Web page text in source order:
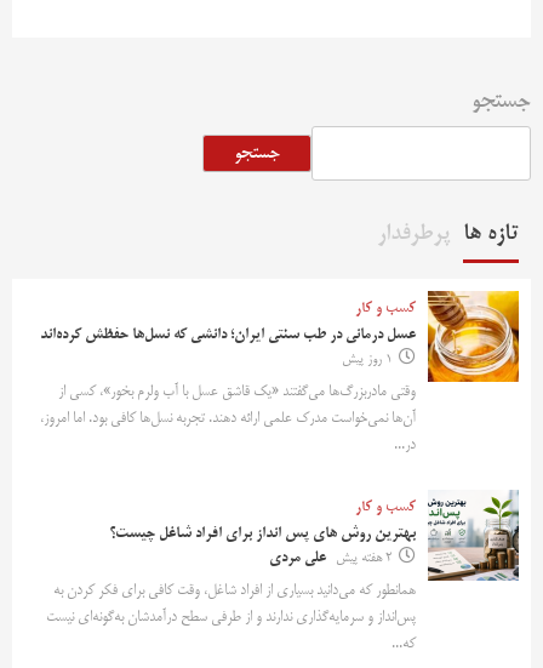
جستجو
جستجو
تازه ها پرطرفدار
کسب و کار
عسل درمانی در طب سنتی ایران؛ دانشی که نسل‌ها حفظش کرده‌اند
1 روز پیش
وقتی مادربزرگ‌ها می‌گفتند «یک قاشق عسل با آب ولرم بخور»، کسی از
آن‌ها نمی‌خواست مدرک علمی ارائه دهند. تجربه نسل‌ها کافی بود. اما امروز،
در...
کسب و کار
بهترین روش‌ های پس‌ انداز برای افراد شاغل چیست؟
2 هفته پیش
علی مردی
همانطور که می‌دانید بسیاری از افراد شاغل، وقت کافی برای فکر کردن به
پس‌انداز و سرمایه‌گذاری ندارند و از طرفی سطح درآمدشان به‌گونه‌ای نیست
که...